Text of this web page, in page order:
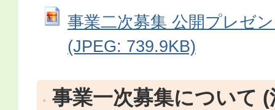
事業二次募集 公開プレゼ
(JPEG: 739.9KB)
事業一次募集について